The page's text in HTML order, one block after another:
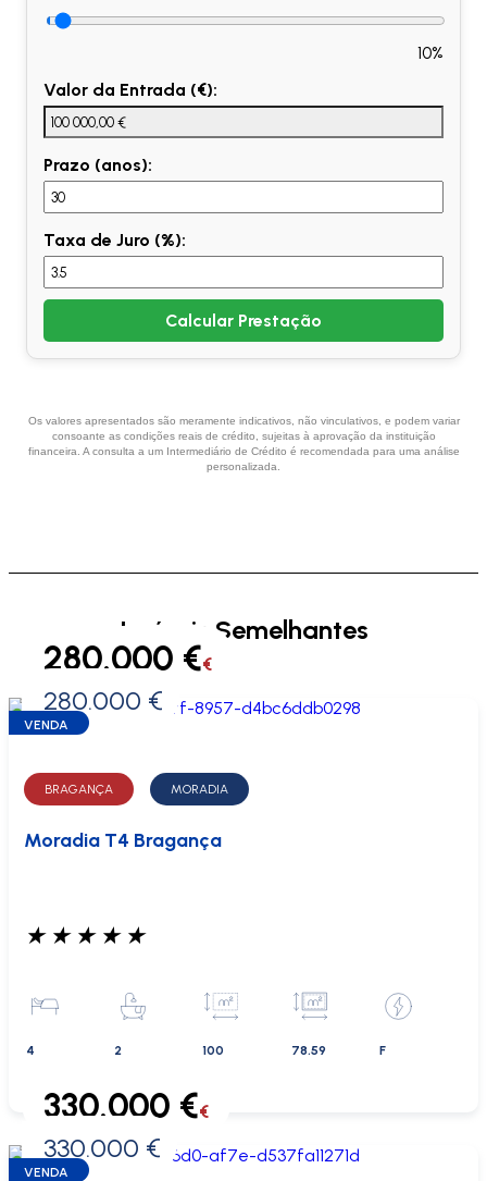
10%
Valor da Entrada (€):
Prazo (anos):
Taxa de Juro (%):
Calcular Prestação
Os valores apresentados são meramente indicativos, não vinculativos, e podem variar
consoante as condições reais de crédito, sujeitas à aprovação da instituição
financeira. A consulta a um Intermediário de Crédito é recomendada para uma análise
personalizada.
Imóveis Semelhantes
0 €
280.000 €€
280.000 €
VENDA
BRAGANÇA MORADIA
Moradia T4 Bragança
★ ★ ★ ★ ★
4 2 100 78.59 F
0 €
330.000 €€
330.000 €
VENDA